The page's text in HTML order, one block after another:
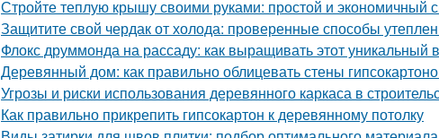
Стройте теплую крышу своими руками: простой и экономичный
Защитите свой чердак от холода: проверенные способы
Флокс друммонда на рассаду: как выращивать этот уникальный
Деревянный дом: как правильно облицевать стены
Угрозы и риски использования деревянного каркаса в
Как правильно прикрепить гипсокартон к деревянному потолку